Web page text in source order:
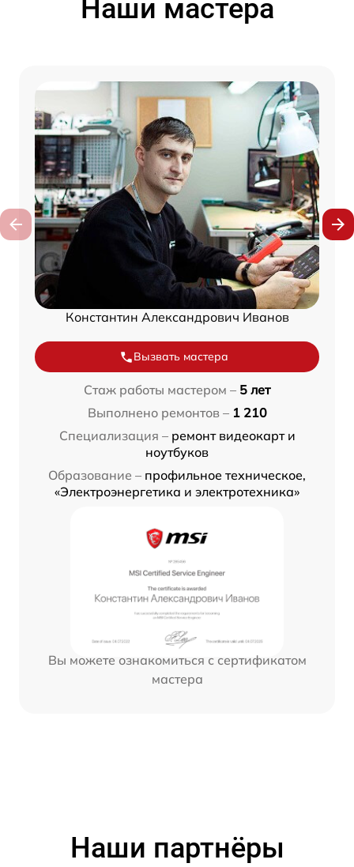
Наши мастера
Константин Александрович Иванов
Вызвать мастера
Стаж работы мастером – 5 лет
Выполнено ремонтов – 1 210
Специализация – ремонт видеокарт и
ноутбуков
Образование – профильное техническое,
«Электроэнергетика и электротехника»
Вы можете ознакомиться с сертификатом
мастера
Наши партнёры